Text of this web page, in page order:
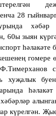
28
хәбәр
60ы зыян
һәлакәте
гомере
хуҗалык
күрелгән.